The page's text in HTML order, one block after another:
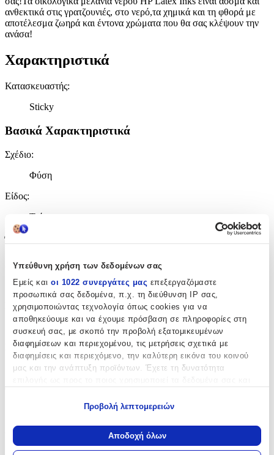
Υπεύθυνη χρήση των δεδομένων σας
Εμείς και οι 1022 συνεργάτες μας επεξεργαζόμαστε
προσωπικά σας δεδομένα, π.χ. τη διεύθυνση IP σας,
χρησιμοποιώντας τεχνολογία όπως cookies για να
αποθηκεύουμε και να έχουμε πρόσβαση σε πληροφορίες στη
συσκευή σας, με σκοπό την προβολή εξατομικευμένων
διαφημίσεων και περιεχομένου, τις μετρήσεις σχετικά με
διαφημίσεις και περιεχόμενο, την καλύτερη εικόνα του κοινού
μας και την ανάπτυξη προϊόντων. Έχετε τη δυνατότητα
Να συλλέξουμε πληροφορίες σχετικά με τη γεωγραφική
σας τοποθεσία, οι οποίες μπορεί να είναι ακριβείς σε
Προβολή λεπτομερειών
Αποδοχή όλων
ανθεκτικά στις γρατζουνιές, στο νερό,τα χημικά και τη φθορά με
αποτέλεσμα ζωηρά και έντονα χρώματα που θα σας κλέψουν την
ανάσα!
Χαρακτηριστικά
Κατασκευαστής:
Sticky
Βασικά Χαρακτηριστικά
Σχέδιο:
Φύση
Είδος:
Τοίχου
Έξτρα Χαρακτηριστικά
Αφρώδες:
Όχι
Βινυλίου:
Όχι
Μπορντούρα:
Ναι
Φωσφοριζέ:
3D
Όχι